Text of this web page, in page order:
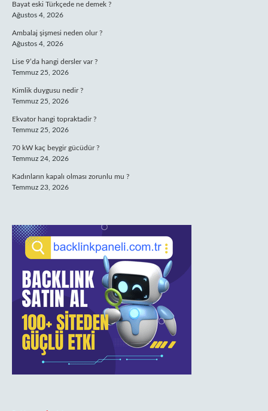
Bayat eski Türkçede ne demek ?
Ağustos 4, 2026
Ambalaj şişmesi neden olur ?
Ağustos 4, 2026
Lise 9’da hangi dersler var ?
Temmuz 25, 2026
Kimlik duygusu nedir ?
Temmuz 25, 2026
Ekvator hangi topraktadir ?
Temmuz 25, 2026
70 kW kaç beygir gücüdür ?
Temmuz 24, 2026
Kadınların kapalı olması zorunlu mu ?
Temmuz 23, 2026